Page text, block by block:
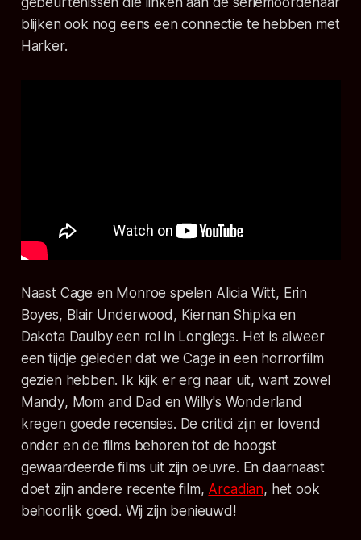
blijken ook nog eens een connectie te hebben met
Harker.
Naast Cage en Monroe spelen Alicia Witt, Erin
Boyes, Blair Underwood, Kiernan Shipka en
Dakota Daulby een rol in Longlegs. Het is alweer
een tijdje geleden dat we Cage in een horrorfilm
gezien hebben. Ik kijk er erg naar uit, want zowel
Mandy, Mom and Dad en Willy's Wonderland
kregen goede recensies. De critici zijn er lovend
onder en de films behoren tot de hoogst
gewaardeerde films uit zijn oeuvre. En daarnaast
doet zijn andere recente film, Arcadian, het ook
behoorlijk goed. Wij zijn benieuwd!